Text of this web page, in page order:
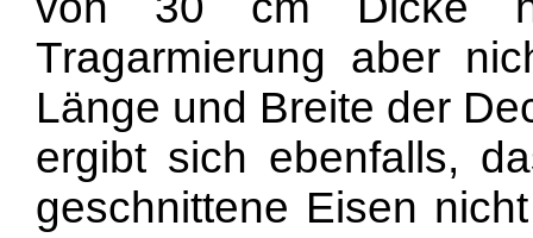
Tragarmierung aber
Länge und Breite der
ergibt sich ebenfalls,
geschnittene Eisen